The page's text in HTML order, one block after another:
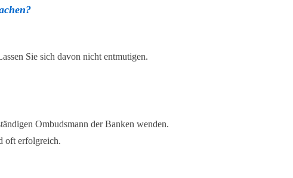
Sie sich davon nicht entmutigen.
Ombudsmann der Banken wenden.
oft erfolgreich.